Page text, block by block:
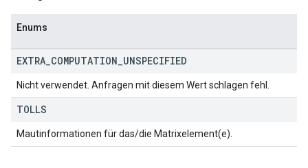
Enums
EXTRA COMPUTATION UNSPECIFIED
Nicht verwendet. Anfragen mit diesem Wert schlagen fehl.
TOLLS
Mautinformationen für das/die Matrixelement(e).